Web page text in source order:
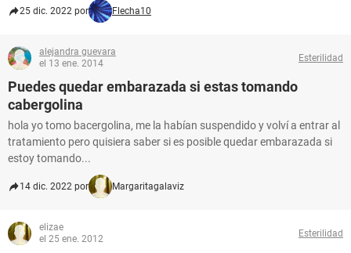
25 dic. 2022 por Flecha10
alejandra guevara
el 13 ene. 2014
Esterilidad
Puedes quedar embarazada si estas tomando
cabergolina
hola yo tomo bacergolina, me la habían suspendido y volví a entrar al
tratamiento pero quisiera saber si es posible quedar embarazada si
estoy tomando...
14 dic. 2022 por Margaritagalaviz
elizae
el 25 ene. 2012
Esterilidad